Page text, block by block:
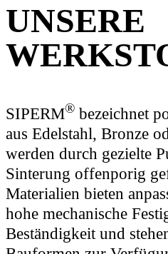
UNSERE
SIPERM® bezeichnet
aus Edelstahl, Bronze
werden durch gezielte
Sinterung offenporig
Materialien bieten
hohe mechanische
Beständigkeit und